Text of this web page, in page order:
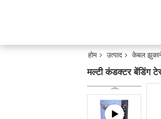
होम उत्पाद केबल
मल्टी कंडक्टर बेंडिंग